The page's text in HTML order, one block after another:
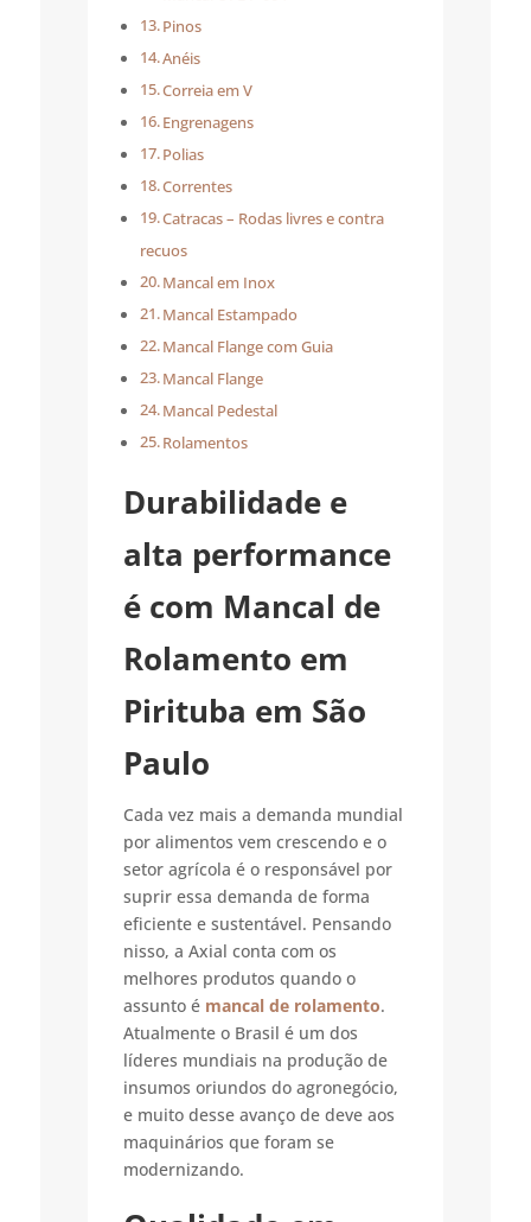
Pinos
Anéis
Correia em V
Engrenagens
Polias
Correntes
Catracas – Rodas livres e contra
recuos
Mancal em Inox
Mancal Estampado
Mancal Flange com Guia
Mancal Flange
Mancal Pedestal
Rolamentos
Durabilidade e
alta performance
é com Mancal de
Rolamento em
Pirituba em São
Paulo
Cada vez mais a demanda mundial
por alimentos vem crescendo e o
setor agrícola é o responsável por
suprir essa demanda de forma
eficiente e sustentável. Pensando
nisso, a Axial conta com os
melhores produtos quando o
assunto é mancal de rolamento.
Atualmente o Brasil é um dos
líderes mundiais na produção de
insumos oriundos do agronegócio,
e muito desse avanço de deve aos
maquinários que foram se
modernizando.